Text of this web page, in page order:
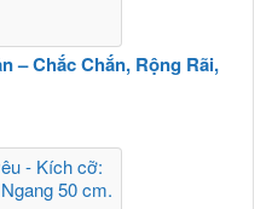
– Chắc Chắn, Rộng Rãi,